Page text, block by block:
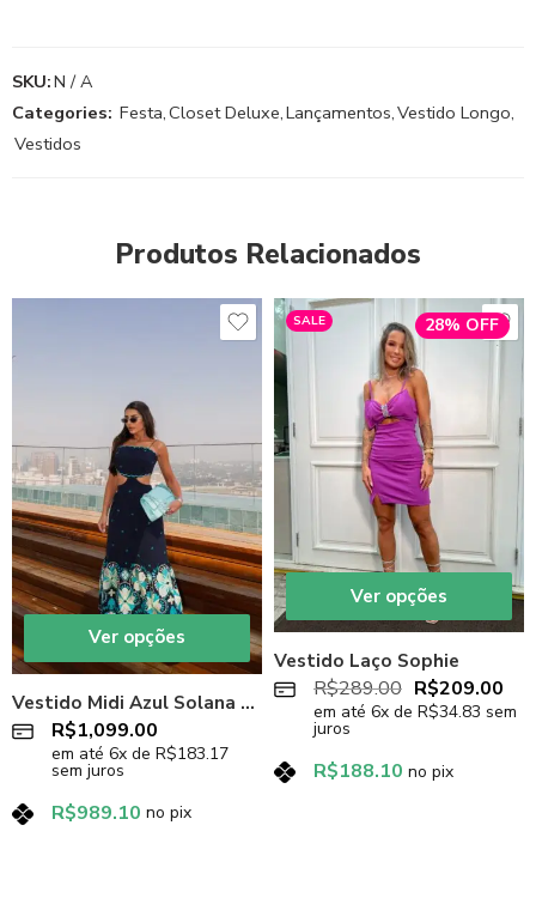
SKU:N / A
Categories: Festa,Closet Deluxe,Lançamentos,Vestido Longo,
Vestidos
Produtos Relacionados
Ver opções
Vestido Midi Azul Solana Azul
R$1,099.00
em até 6x de R$183.17
sem juros
R$989.10 no pix
SALE 28% OFF
Ver opções
Vestido Laço Sophie
R$289.00 R$209.00
em até 6x de R$34.83 sem
juros
R$188.10 no pix